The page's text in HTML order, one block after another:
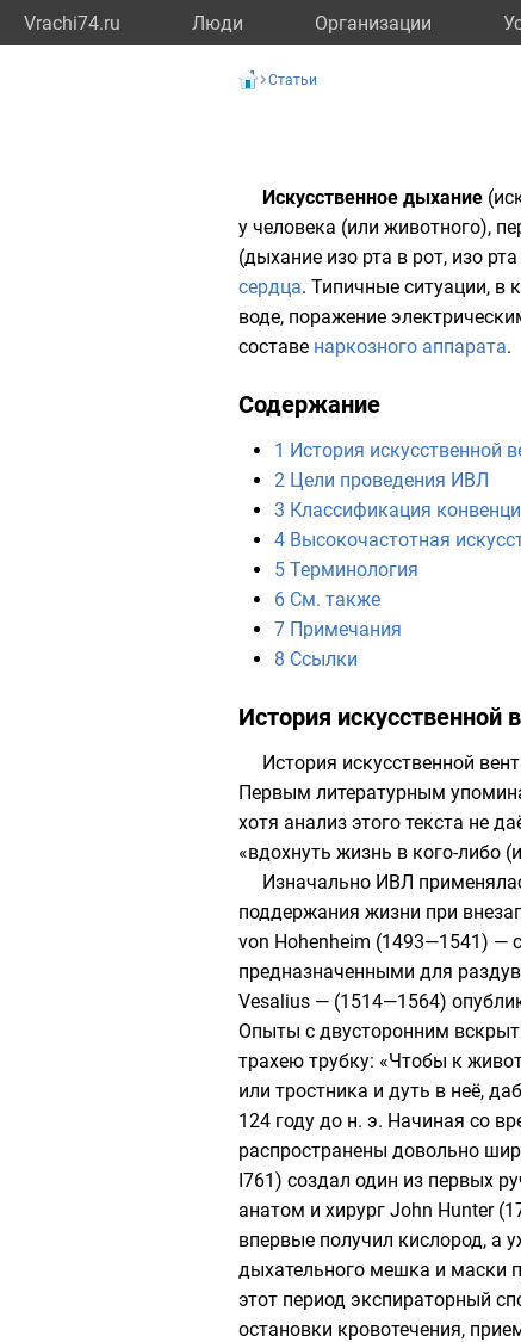
Vrachi74.ru Люди Организации
Статьи
Искусственное дыхание
у человека (или животного),
(дыхание изо рта в рот, изо
сердца. Типичные ситуации, в
воде, поражение
составе наркозного аппарата.
Содержание
1 История искусственной
2 Цели проведения ИВЛ
3 Классификация
4 Высокочастотная
5 Терминология
6 См. также
7 Примечания
8 Ссылки
История искусственной
История искусственной
Первым литературным
хотя анализ этого текста не
«вдохнуть жизнь в кого-либо
Изначально ИВЛ
поддержания жизни при
von Hohenheim (1493—1541) —
предназначенными для
Vesalius — (1514—1564)
Опыты с двусторонним
трахею трубку: «Чтобы к
или тростника и дуть в неё,
124 году до н. э. Начиная со
распространены довольно
I761) создал один из первых
анатом и хирург John Hunter
впервые получил кислород, а
дыхательного мешка и маски
этот период экспираторный
остановки кровотечения,